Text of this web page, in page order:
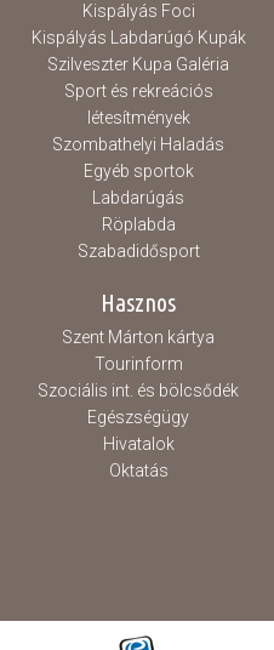
Kispályás Foci
Kispályás Labdarúgó Kupák
Szilveszter Kupa Galéria
Sport és rekreációs
létesítmények
Szombathelyi Haladás
Egyéb sportok
Labdarúgás
Röplabda
Szabadidősport
Hasznos
Szent Márton kártya
Tourinform
Szociális int. és bölcsődék
Egészségügy
Hivatalok
Oktatás